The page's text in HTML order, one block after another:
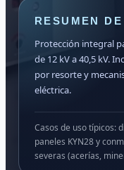
RESUMEN
Protección integral
de 12 kV a 40,5 kV.
por resorte y
eléctrica.
Casos de uso típicos:
paneles KYN28 y
severas (acerías,